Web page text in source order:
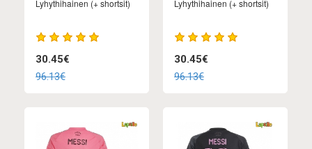
Lyhythihainen (+ shortsit)
30.45€
96.13€
Lyhythihainen (+ shortsit)
30.45€
96.13€